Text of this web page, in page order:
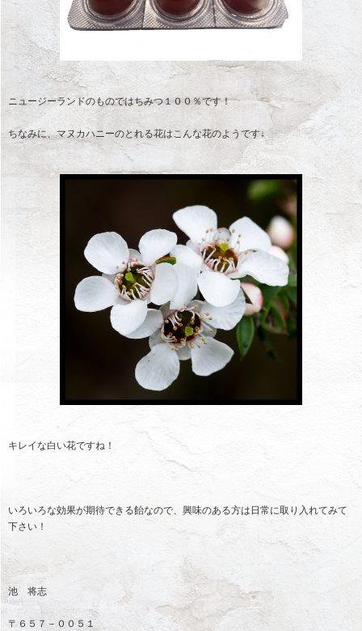
ニュージーランドのものではちみつ１００％です！
ちなみに、マヌカハニーのとれる花はこんな花のようです↓
キレイな白い花ですね！
いろいろな効果が期待できる飴なので、興味のある方は日常に取り入れてみて
下さい！
池 将志
〒６５７－００５１